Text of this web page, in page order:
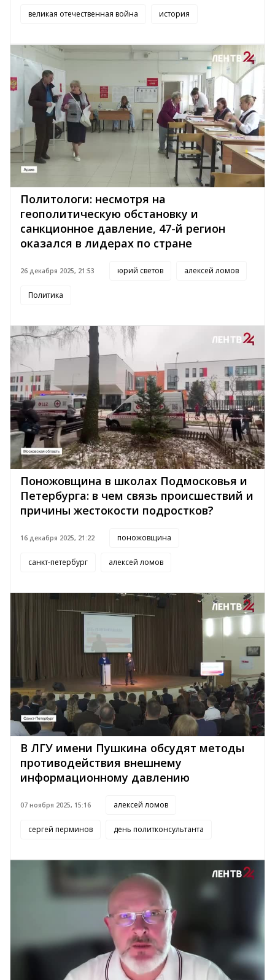
великая отечественная война история
Политологи: несмотря на
геополитическую обстановку и
санкционное давление, 47-й регион
оказался в лидерах по стране
26 декабря 2025, 21:53 юрий светов алексей ломов
Политика
Поножовщина в школах Подмосковья и
Петербурга: в чем связь происшествий и
причины жестокости подростков?
16 декабря 2025, 21:22 поножовщина
санкт-петербург алексей ломов
В ЛГУ имени Пушкина обсудят методы
противодействия внешнему
информационному давлению
07 ноября 2025, 15:16 алексей ломов
сергей перминов день политконсультанта